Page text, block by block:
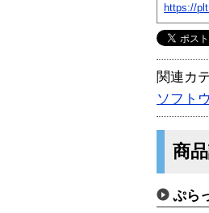
https://
関連カ
ソフト
商
ぷら